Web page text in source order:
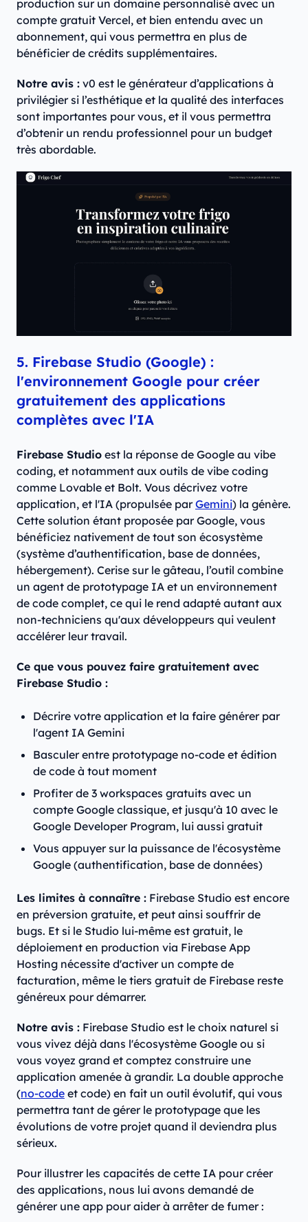
production sur un domaine personnalisé avec un
compte gratuit Vercel, et bien entendu avec un
abonnement, qui vous permettra en plus de
bénéficier de crédits supplémentaires.
Notre avis : v0 est le générateur d’applications à
privilégier si l’esthétique et la qualité des interfaces
sont importantes pour vous, et il vous permettra
d’obtenir un rendu professionnel pour un budget
très abordable.
5. Firebase Studio (Google) :
l'environnement Google pour créer
gratuitement des applications
complètes avec l'IA
Firebase Studio est la réponse de Google au vibe
coding, et notamment aux outils de vibe coding
comme Lovable et Bolt. Vous décrivez votre
application, et l'IA (propulsée parGemini) la génère.
Cette solution étant proposée par Google, vous
bénéficiez nativement de tout son écosystème
(système d’authentification, base de données,
hébergement). Cerise sur le gâteau, l’outil combine
un agent de prototypage IA et un environnement
de code complet, ce qui le rend adapté autant aux
non-techniciens qu'aux développeurs qui veulent
accélérer leur travail.
Ce que vous pouvez faire gratuitement avec
Firebase Studio :
Décrire votre application et la faire générer par
l'agent IA Gemini
Basculer entre prototypage no-code et édition
de code à tout moment
Profiter de 3 workspaces gratuits avec un
compte Google classique, et jusqu'à 10 avec le
Google Developer Program, lui aussi gratuit
Vous appuyer sur la puissance de l'écosystème
Google (authentification, base de données)
Les limites à connaître : Firebase Studio est encore
en préversion gratuite, et peut ainsi souffrir de
bugs. Et si le Studio lui-même est gratuit, le
déploiement en production via Firebase App
Hosting nécessite d'activer un compte de
facturation, même le tiers gratuit de Firebase reste
généreux pour démarrer.
Notre avis : Firebase Studio est le choix naturel si
vous vivez déjà dans l'écosystème Google ou si
vous voyez grand et comptez construire une
application amenée à grandir. La double approche
(no-code et code) en fait un outil évolutif, qui vous
permettra tant de gérer le prototypage que les
évolutions de votre projet quand il deviendra plus
sérieux.
Pour illustrer les capacités de cette IA pour créer
des applications, nous lui avons demandé de
générer une app pour aider à arrêter de fumer :